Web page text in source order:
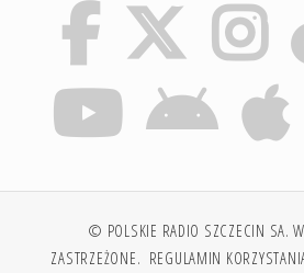
© POLSKIE RADIO SZCZECIN SA.
ZASTRZEŻONE. REGULAMIN